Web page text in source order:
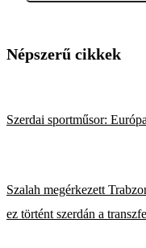
Népszerű cikkek
Szerdai sportműsor:
Szalah megérkezett
ez történt szerdán a